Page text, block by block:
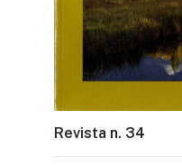
Revista n. 34